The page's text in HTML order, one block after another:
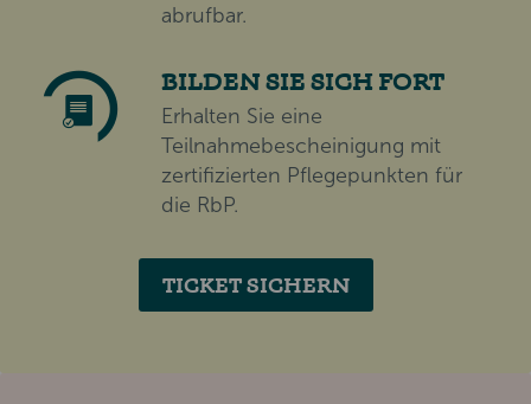
abrufbar.
BILDEN SIE SICH FORT
Erhalten Sie eine
Teilnahmebescheinigung mit
zertifizierten Pflegepunkten für
die RbP.
TICKET SICHERN